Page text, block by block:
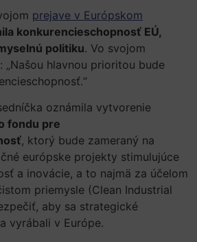
prejave v Európskom
konkurencieschopnosť EÚ,
politiku. Vo svojom
„Našou hlavnou prioritou bude
oznámila vytvorenie
fondu pre
, ktorý bude zameraný na
európske projekty stimulujúce
a inovácie, a to najmä za účelom
priemysle (Clean Industrial
aby sa strategické
vyrábali v Európe.